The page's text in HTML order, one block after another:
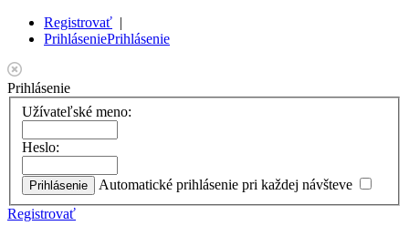
Registrovať |
PrihláseniePrihlásenie
Prihlásenie
Užívateľské meno:
Heslo:
Automatické prihlásenie pri každej návšteve
Registrovať